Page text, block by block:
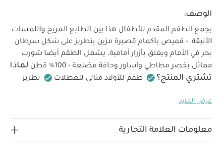
الوصف:
يجمع الطقم المقدم للأطفال هذا بين الطابع المريح واللمسات
الأنيقة. - قميص بأكمام قصيرة مزين بتطريز على شكل سرطان
بحر في الأمام ويغلق بأزرار أمامية. يشمل الطقم أيضا شورت
مماثل بخصر مطاطي وأساور وحافة مضلعة - 100% قطن
لماذا
تشتري المنتج؟
طقم للأولاد مثالي للعطلات
تطريز
خصائص المنتج؟
بتطريز على شكل سرطان بحر في الأمام ويغلق بأزرار أمامية.
عرض المزيد
معلومات العلامة التجارية